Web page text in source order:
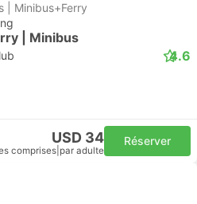
| Minibus+Ferry
| Minibus
4.6
USD 34
comprises par adulte
Réserver